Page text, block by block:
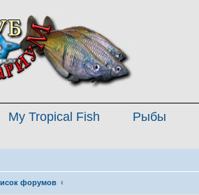
My Tropical Fish Рыбы
форумов